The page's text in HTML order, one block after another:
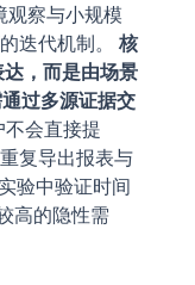
观察与小规模
迭代机制。 核
，而是由场景
过多源证据交
会直接提
复导出报表与
验中验证时间
高的隐性需